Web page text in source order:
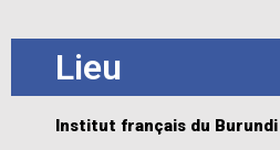
Lieu
Institut français du Burundi